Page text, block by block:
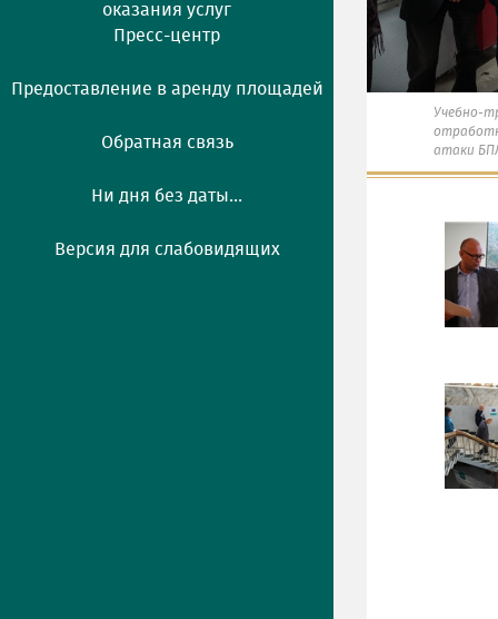
оказания услуг
Пресс-центр
Предоставление в аренду площадей
Обратная связь
Ни дня без даты...
Версия для слабовидящих
Учебно-
атаки